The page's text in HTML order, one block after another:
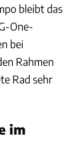
bleibt das
One-
bei
Rahmen
Rad sehr
im